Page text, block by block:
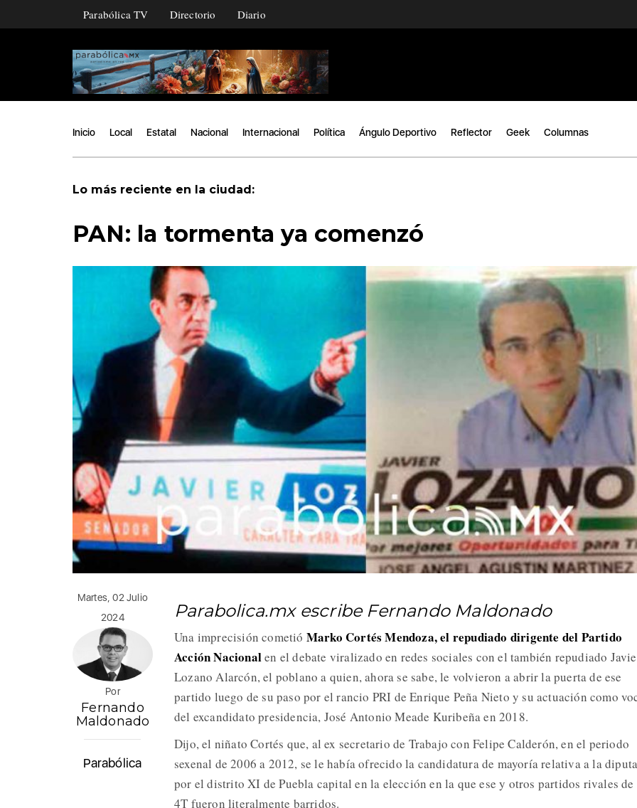
Parabólica TV Directorio Diario
Inicio Local Estatal Nacional Internacional Política Ángulo Deportivo Reflector Geek Columnas
Lo más reciente en la ciudad:
PAN: la tormenta ya comenzó
Martes, 02 Julio
2024
Por
Fernando
Maldonado
Parabólica
Parabolica.mx escribe Fernando Maldonado
Una imprecisión cometió Marko Cortés Mendoza, el repudiado dirigente del Partido
Acción Nacionalen el debate viralizado en redes sociales con el también repudiado
Lozano Alarcón, el poblano a quien, ahora se sabe, le volvieron a abrir la puerta de ese
partido luego de su paso por el rancio PRI de Enrique Peña Nieto y su actuación como
del excandidato presidencia, José Antonio Meade Kuribeña en 2018.
Dijo, el niñato Cortés que, al ex secretario de Trabajo con Felipe Calderón, en el periodo
sexenal de 2006 a 2012, se le había ofrecido la candidatura de mayoría relativa a la
por el distrito XI de Puebla capital en la elección en la que ese y otros partidos rivales de
4T fueron literalmente barridos.